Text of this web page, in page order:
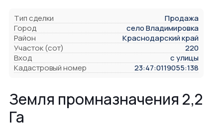
Тип сделки
Продажа
Город
село Владимировка
Район
Краснодарский край
Участок (сот)
220
Вход
с улицы
Кадастровый номер
23:47:0119055:138
Земля промназначения 2,2
Га